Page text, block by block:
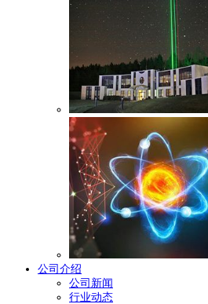
公司介绍
公司新闻
行业动态